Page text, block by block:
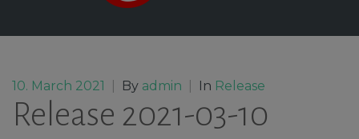
10. March 2021 By admin In Release
Release 2021-03-10